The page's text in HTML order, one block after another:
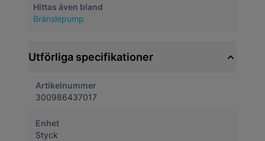
Hittas även bland
Bränslepump
Utförliga specifikationer
Artikelnummer
300986437017
Enhet
Styck